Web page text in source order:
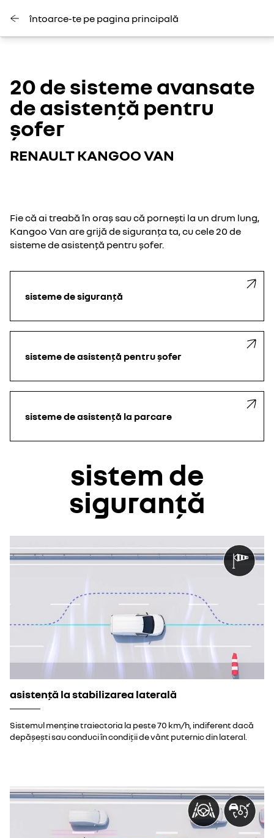
întoarce-te pe pagina principală
20 de sisteme avansate
de asistență pentru
șofer
RENAULT KANGOO VAN
Fie că ai treabă în oraș sau că pornești la un drum lung,
Kangoo Van are grijă de siguranța ta, cu cele 20 de
sisteme de asistență pentru șofer.
sisteme de siguranță
sisteme de asistență pentru șofer
sisteme de asistență la parcare
sistem de
siguranță
asistență la stabilizarea laterală
Sistemul menține traiectoria la peste 70 km/h, indiferent dacă
depășești sau conduci în condiții de vânt puternic din lateral.